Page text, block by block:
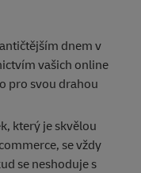
dnem v
vašich online
pro svou drahou
který je skvělou
se vždy
se neshoduje s